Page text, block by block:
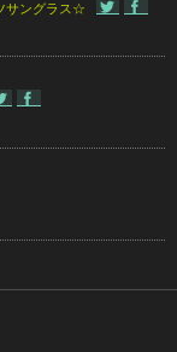
サングラス☆